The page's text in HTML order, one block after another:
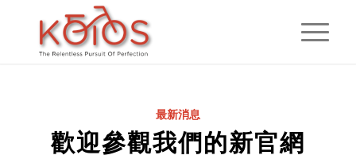
最新消息
歡迎參觀我們的新官網